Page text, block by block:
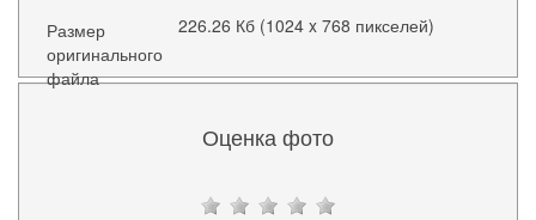
Размер
оригинального
файла
226.26 Кб (1024 x 768 пикселей)
Оценка фото